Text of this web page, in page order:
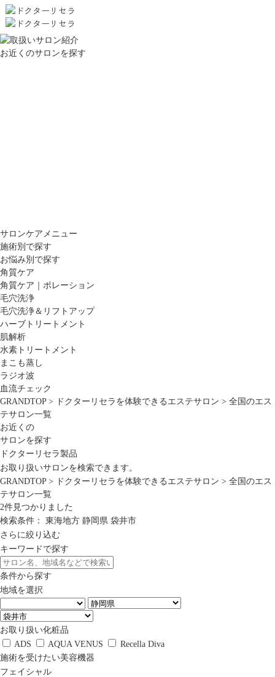
お近くのサロンを探す
サロンケアメニュー
施術別で探す
お悩み別で探す
角質ケア
角質ケア｜ポレーション
毛穴洗浄
毛穴洗浄＆リフトアップ
ハーブトリートメント
肌解析
水素トリートメント
まこも蒸し
ラジオ波
血流チェック
GRANDTOP> ドクターリセラを体験できるエステサロン > 全国のエス
テサロン一覧
お近くの
サロンを探す
ドクターリセラ製品
お取り扱いサロンを検索できます。
GRANDTOP> ドクターリセラを体験できるエステサロン > 全国のエス
テサロン一覧
2件見つかりました
検索条件：
東海地方 静岡県 袋井市
さらに絞り込む
キーワードで探す
条件から探す
地域を選択
お取り扱い化粧品
ADS
AQUA VENUS
Recella Diva
施術を受けたい美容機器
フェイシャル